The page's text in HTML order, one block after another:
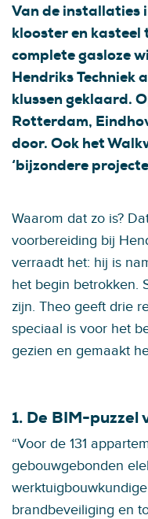
Van de installaties
klooster en
complete gasloze
Hendriks Techniek
klussen geklaard.
Rotterdam,
door. Ook het
‘bijzondere
Waarom dat zo is?
voorbereiding bij
verraadt het: hij is
het begin betrokken.
zijn. Theo geeft drie
speciaal is voor het
gezien en gemaakt
1. De BIM-puzzel
“Voor de 131
gebouwgebonden
brandbeveiliging en